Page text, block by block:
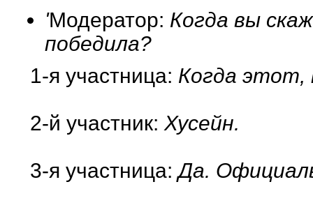
'Модератор: Когда вы
победила?
1-я участница: Когда этот,
2-й участник: Хусейн.
3-я участница: Да.